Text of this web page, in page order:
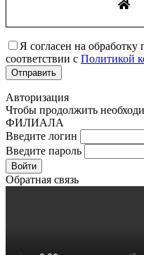
Я согласен на
соответствии с Политикой
Авторизация
Чтобы продолжить
ФИЛИАЛА
Введите логин
Введите пароль
Войти
Обратная связь